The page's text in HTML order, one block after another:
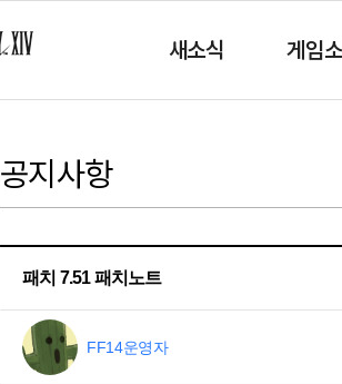
새소식 게임
공지사항
패치 7.51 패치노트
FF14운영자